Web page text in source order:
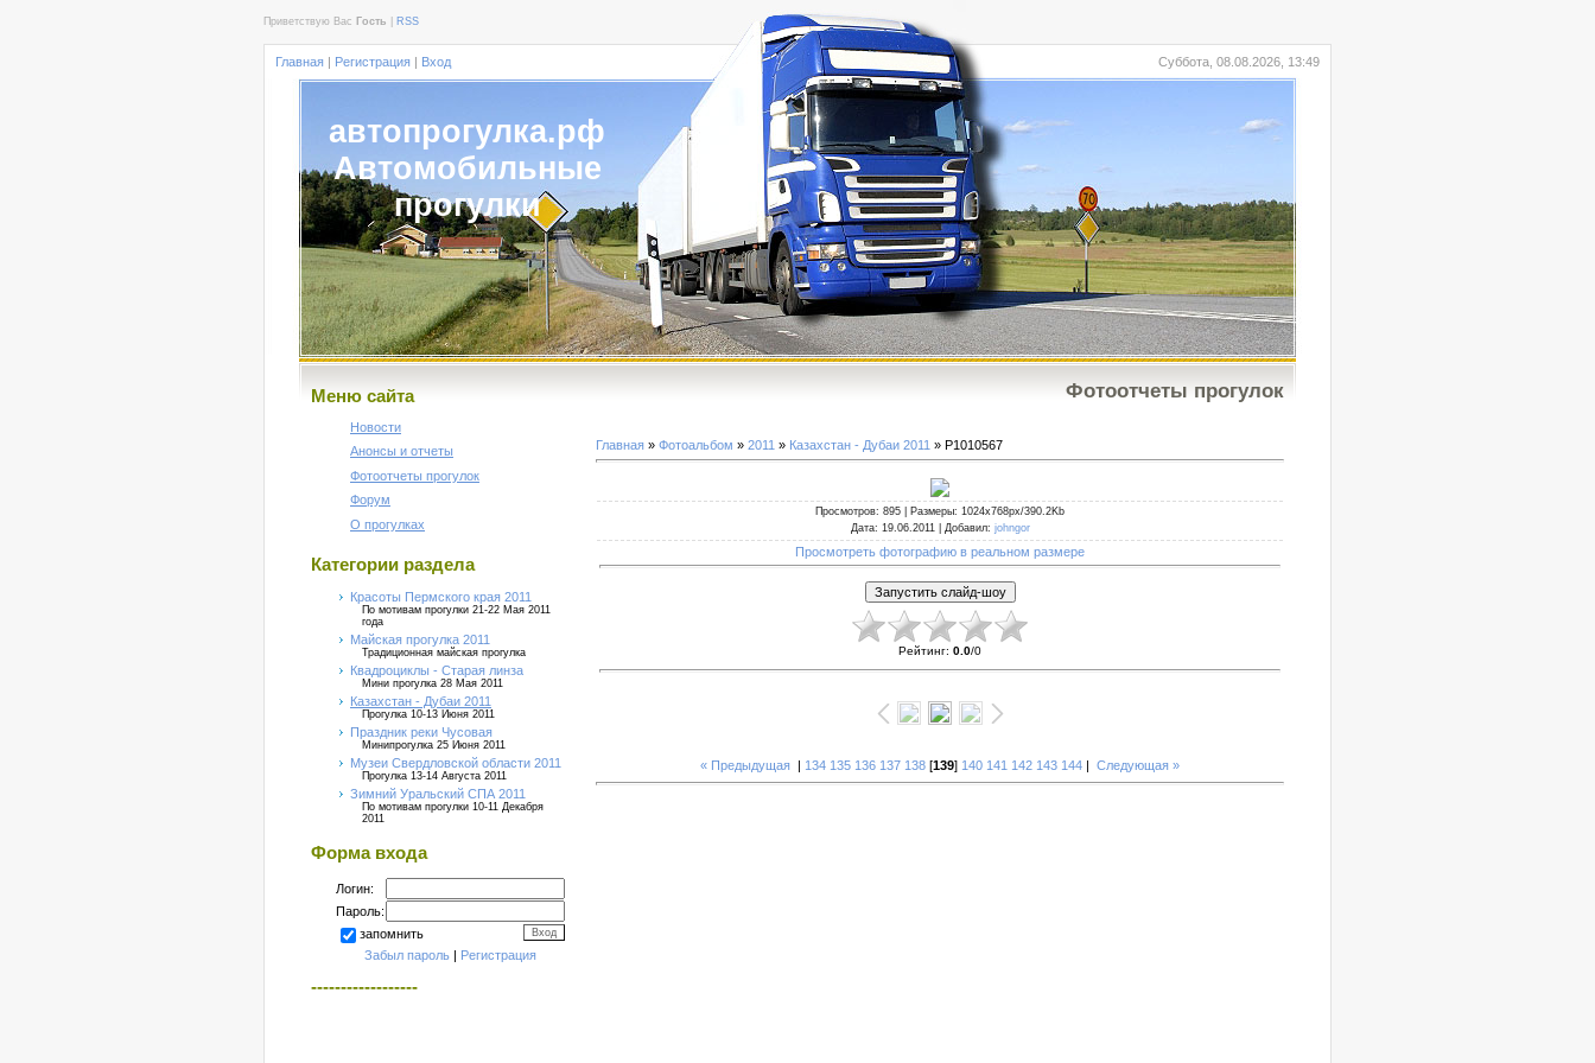
Приветствую Вас Гость RSS
Главная | Регистрация | Вход Суббота, 08.08.2026, 13:49
автопрогулка.рф
Автомобильные
прогулки
Меню сайта
Новости
Анонсы и отчеты
Фотоотчеты прогулок
Форум
О прогулках
Категории раздела
Красоты Пермского края 2011
По мотивам прогулки 21-22 Мая 2011
года
Майская прогулка 2011
Традиционная майская прогулка
Квадроциклы - Старая линза
Мини прогулка 28 Мая 2011
Казахстан - Дубаи 2011
Прогулка 10-13 Июня 2011
Праздник реки Чусовая
Минипрогулка 25 Июня 2011
Музеи Свердловской области 2011
Прогулка 13-14 Августа 2011
Зимний Уральский СПА 2011
По мотивам прогулки 10-11 Декабря
2011
Форма входа
Логин:
Пароль:
запомнить
Забыл пароль | Регистрация
------------------
Фотоотчеты прогулок
Главная » Фотоальбом » 2011 » Казахстан - Дубаи 2011 » P1010567
Просмотров: 895 | Размеры: 1024x768px/390.2Kb
Дата: 19.06.2011 | Добавил: johngor
Просмотреть фотографию в реальном размере
Рейтинг: 0.0/0
« Предыдущая | 134 135 136 137 138 [139] 140 141 142 143 144 | Следующая »